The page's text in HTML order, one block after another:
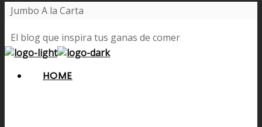
Jumbo A la Carta
El blog que inspira tus ganas de comer
HOME